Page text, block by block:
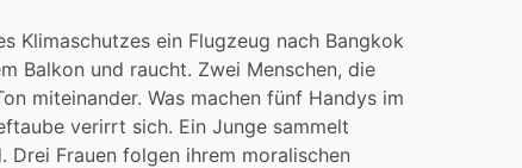
Klimaschutzes ein Flugzeug nach Bangkok
Balkon und raucht. Zwei Menschen, die
miteinander. Was machen fünf Handys im
verirrt sich. Ein Junge sammelt
Drei Frauen folgen ihrem moralischen